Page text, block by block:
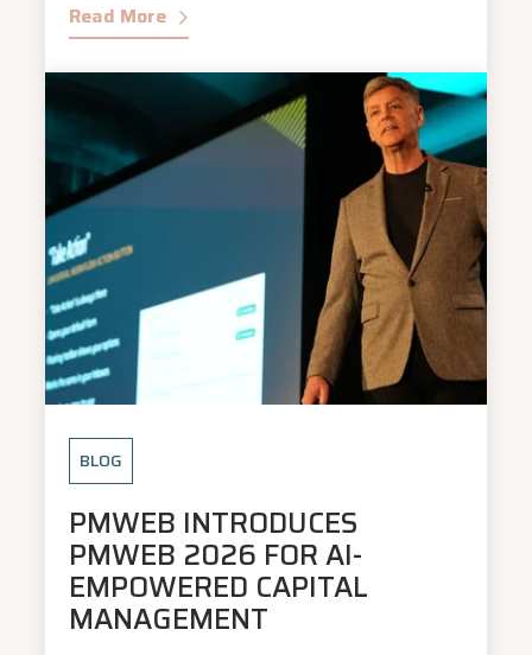
Read More
BLOG
PMWEB INTRODUCES
PMWEB 2026 FOR AI-
EMPOWERED CAPITAL
MANAGEMENT